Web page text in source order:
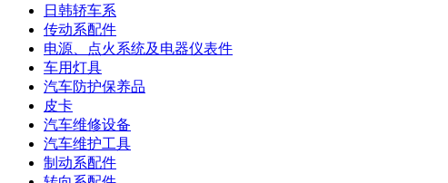
日韩轿车系
传动系配件
电源、点火系统及电器仪表件
车用灯具
汽车防护保养品
皮卡
汽车维修设备
汽车维护工具
制动系配件